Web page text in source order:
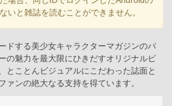
いと雑誌を読むことができません。
ドする美少女キャラクターマガジンのパ
の魅力を最大限にひきだすオリジナルピ
とことんビジュアルにこだわった誌面と
ァンの絶大なる支持を得ています。